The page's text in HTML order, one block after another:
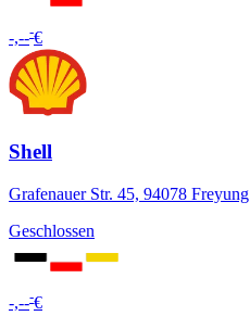
-,---€
Shell
Grafenauer Str. 45, 94078 Freyung
Geschlossen
-,---€